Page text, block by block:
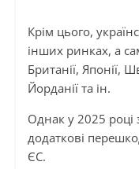
Крім цього,
інших ринках, а
Британії, Японії,
Йорданії та ін.
Однак у 2025 році
додаткові
ЄС.